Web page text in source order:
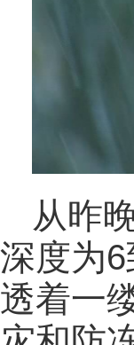
从昨
深度为
透着一